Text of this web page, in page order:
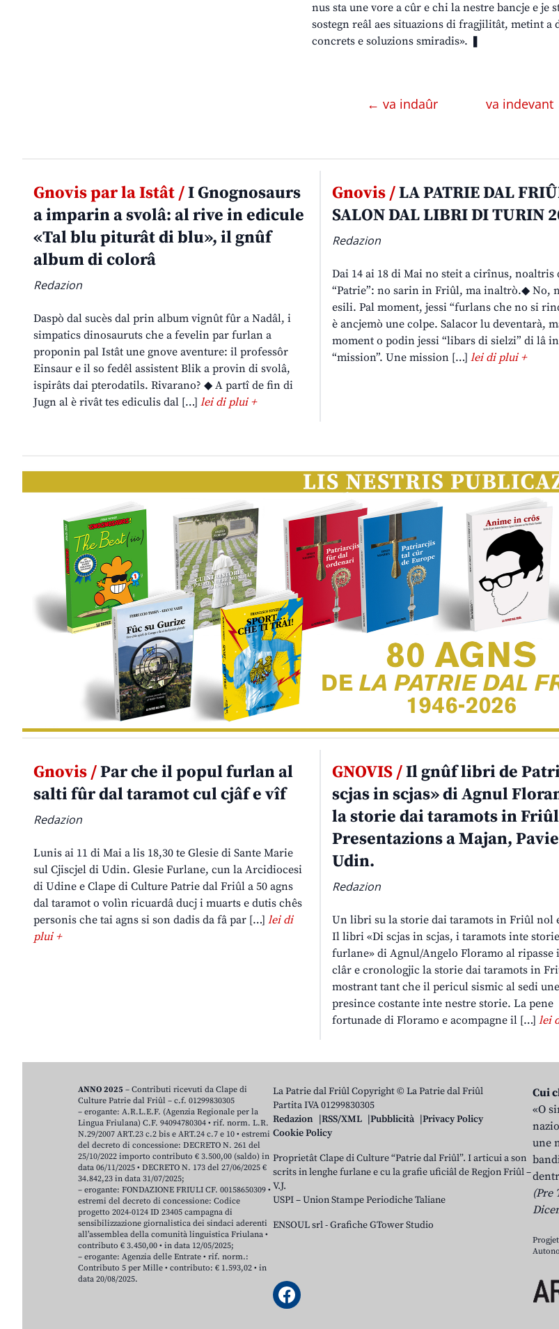
nus sta une vore a cûr e chi la nestre bancje e
sostegn reâl aes situazions di fragjilitât, metint a
concrets e soluzions smiradis». ❚
← va indaûr va indevant
Gnovis par la Istât /I Gnognosaurs
a imparin a svolâ: al rive in edicule
«Tal blu piturât di blu», il gnûf
album di colorâ
Redazion
Daspò dal sucès dal prin album vignût fûr a Nadâl, i
simpatics dinosauruts che a fevelin par furlan a
proponin pal Istât une gnove aventure: il professôr
Einsaur e il so fedêl assistent Blik a provin di svolâ,
ispirâts dai pterodatils. Rivarano? ◆ A partî de fin di
Jugn al è rivât tes ediculis dal […] lei di plui +
Gnovis /LA PATRIE DAL
SALON DAL LIBRI DI TURIN
Redazion
Dai 14 ai 18 di Mai no steit a cirînus, noaltris
“Patrie”: no sarin in Friûl, ma inaltrò.◆ No,
esili. Pal moment, jessi “furlans che no si
è ancjemò une colpe. Salacor lu deventarà,
moment o podin jessi “libars di sielzi” di lâ in
“mission”. Une mission […] lei di plui +
Gnovis /Par che il popul furlan al
salti fûr dal taramot cul cjâf e vîf
Redazion
Lunis ai 11 di Mai a lis 18,30 te Glesie di Sante Marie
sul Cjiscjel di Udin. Glesie Furlane, cun la Arcidiocesi
di Udine e Clape di Culture Patrie dal Friûl a 50 agns
dal taramot o volìn ricuardâ ducj i muarts e dutis chês
personis che tai agns si son dadis da fâ par […] lei di
plui +
GNOVIS /Il gnûf libri de
scjas in scjas» di Agnul
la storie dai taramots in
Presentazions a Majan,
Udin.
Redazion
Un libri su la storie dai taramots in Friûl nol
Il libri «Di scjas in scjas, i taramots inte storie
furlane» di Agnul/Angelo Floramo al ripasse
clâr e cronologjic la storie dai taramots in
mostrant tant che il pericul sismic al sedi une
presince costante inte nestre storie. La pene
fortunade di Floramo e acompagne il […] lei
La Patrie dal Friûl Copyright © La Patrie dal Friûl
Partita IVA 01299830305
Redazion
RSS/XML Pubblicità
Privacy Policy
Cookie Policy
Proprietât Clape di Culture “Patrie dal Friûl”. I articui a son
scrits in lenghe furlane e cu la grafie uficiâl de Regjon Friûl –
V.J.
USPI – Union Stampe Periodiche Taliane
ENSOUL srl-Grafiche GTower Studio
Cui
«O
une
(Pre
ANNO 2025 – Contributi ricevuti da Clape di
Culture Patrie dal Friûl – c.f. 01299830305
– erogante: A.R.L.E.F. (Agenzia Regionale per la
Lingua Friulana) C.F. 94094780304 • rif. norm. L.R.
N.29/2007 ART.23 c.2 bis e ART.24 c.7 e 10 • estremi
del decreto di concessione: DECRETO N. 261 del
25/10/2022 importo contributo € 3.500,00 (saldo) in
data 06/11/2025 • DECRETO N. 173 del 27/06/2025 €
34.842,23 in data 31/07/2025;
– erogante: FONDAZIONE FRIULI CF. 00158650309 •
estremi del decreto di concessione: Codice
progetto 2024-0124 ID 23405 campagna di
sensibilizzazione giornalistica dei sindaci aderenti
all’assemblea della comunità linguistica Friulana •
contributo € 3.450,00 • in data 12/05/2025;
– erogante: Agenzia delle Entrate • rif. norm.:
Contributo 5 per Mille • contributo: € 1.593,02 • in
data 20/08/2025.